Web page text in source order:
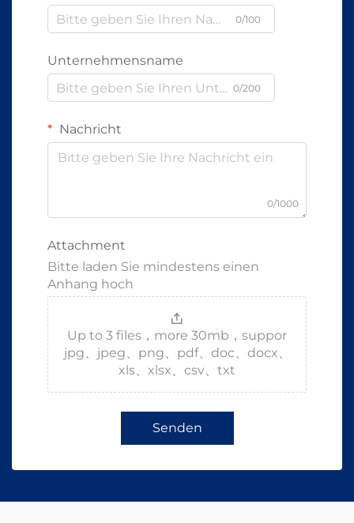
0/100
Unternehmensname
0/200
Nachricht
0/1000
Attachment
Bitte laden Sie mindestens einen
Anhang hoch
Up to 3 files，more 30mb，suppor
jpg、jpeg、png、pdf、doc、docx、
xls、xlsx、csv、txt
Senden